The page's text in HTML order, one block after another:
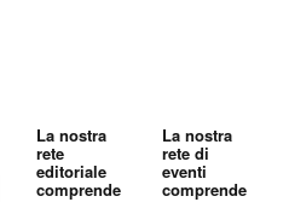
La nostra
rete
editoriale
comprende
La nostra
rete di
eventi
comprende